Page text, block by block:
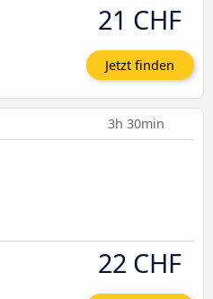
21 CHF
Jetzt finden
3h 30min
22 CHF